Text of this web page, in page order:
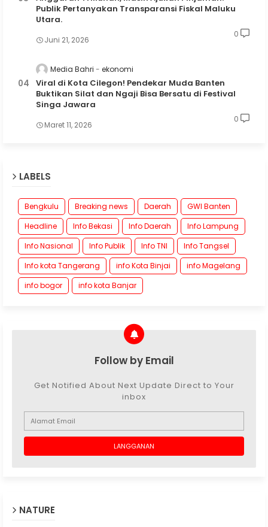
Publik Pertanyakan Transparansi Fiskal Maluku
Utara.
Juni 21, 2026
0
Media Bahri ekonomi
Viral di Kota Cilegon! Pendekar Muda Banten
Buktikan Silat dan Ngaji Bisa Bersatu di Festival
Singa Jawara
Maret 11, 2026
0
LABELS
Bengkulu Breaking news Daerah
GWI Banten
Headline
Info Bekasi Info Daerah
Info Lampung
Info Nasional
Info Publik Info TNI
Info Tangsel
Info kota Tangerang
info Kota Binjai
info Magelang
info bogor
info kota Banjar
Follow by Email
Get Notified About Next Update Direct to Your
inbox
NATURE